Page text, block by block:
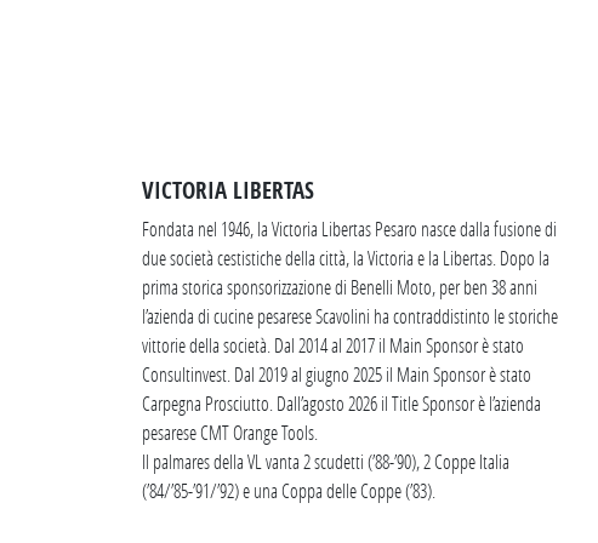
VICTORIA LIBERTAS
Fondata nel 1946, la Victoria Libertas Pesaro nasce dalla fusione di
due società cestistiche della città, la Victoria e la Libertas. Dopo la
prima storica sponsorizzazione di Benelli Moto, per ben 38 anni
l’azienda di cucine pesarese Scavolini ha contraddistinto le storiche
vittorie della società. Dal 2014 al 2017 il Main Sponsor è stato
Consultinvest. Dal 2019 al giugno 2025 il Main Sponsor è stato
Carpegna Prosciutto. Dall’agosto 2026 il Title Sponsor è l’azienda
pesarese CMT Orange Tools.
Il palmares della VL vanta 2 scudetti (’88-’90), 2 Coppe Italia
(’84/’85-’91/’92) e una Coppa delle Coppe (’83).